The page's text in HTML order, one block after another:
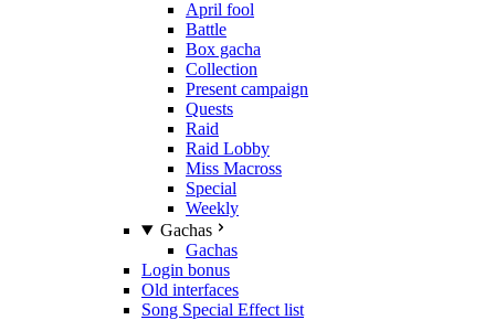
April fool
Battle
Box gacha
Collection
Present campaign
Quests
Raid
Raid Lobby
Miss Macross
Special
Weekly
Gachas
Gachas
Login bonus
Old interfaces
Song Special Effect list